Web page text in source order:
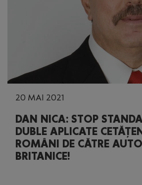
20 MAI 2021
DAN NICA: STOP
DUBLE APLICATE
ROMÂNI DE CĂTRE
BRITANICE!